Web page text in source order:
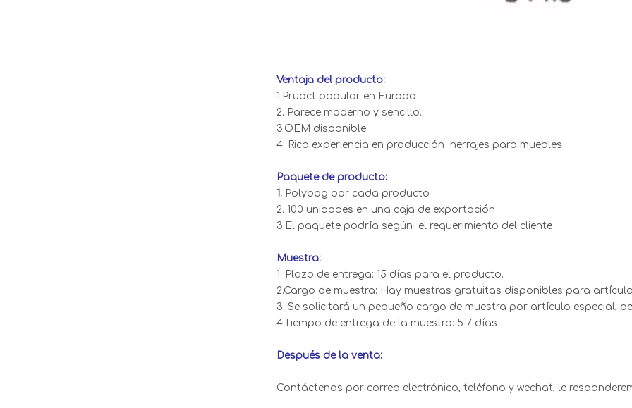
Ventaja del producto:
1.Prudct popular en Europa
2. Parece moderno y sencillo.
3.OEM disponible
4. Rica experiencia en producción herrajes para muebles
Paquete de producto:
1. Polybag por cada producto
2. 100 unidades en una caja de exportación
3.El paquete podría según el requerimiento del cliente
Muestra:
1. Plazo de entrega: 15 días para el producto.
2.Cargo de muestra: Hay muestras gratuitas disponibles para
3. Se solicitará un pequeño cargo de muestra por artículo especial,
4.Tiempo de entrega de la muestra: 5-7 días
Después de la venta:
Contáctenos por correo electrónico, teléfono y wechat, le